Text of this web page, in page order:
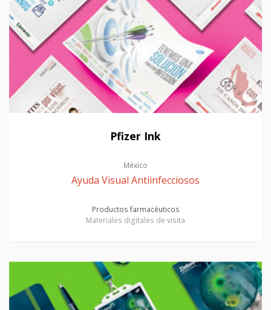
Pfizer Ink
México
Ayuda Visual Antiinfecciosos
Productos farmacéuticos
Materiales digitales de visita